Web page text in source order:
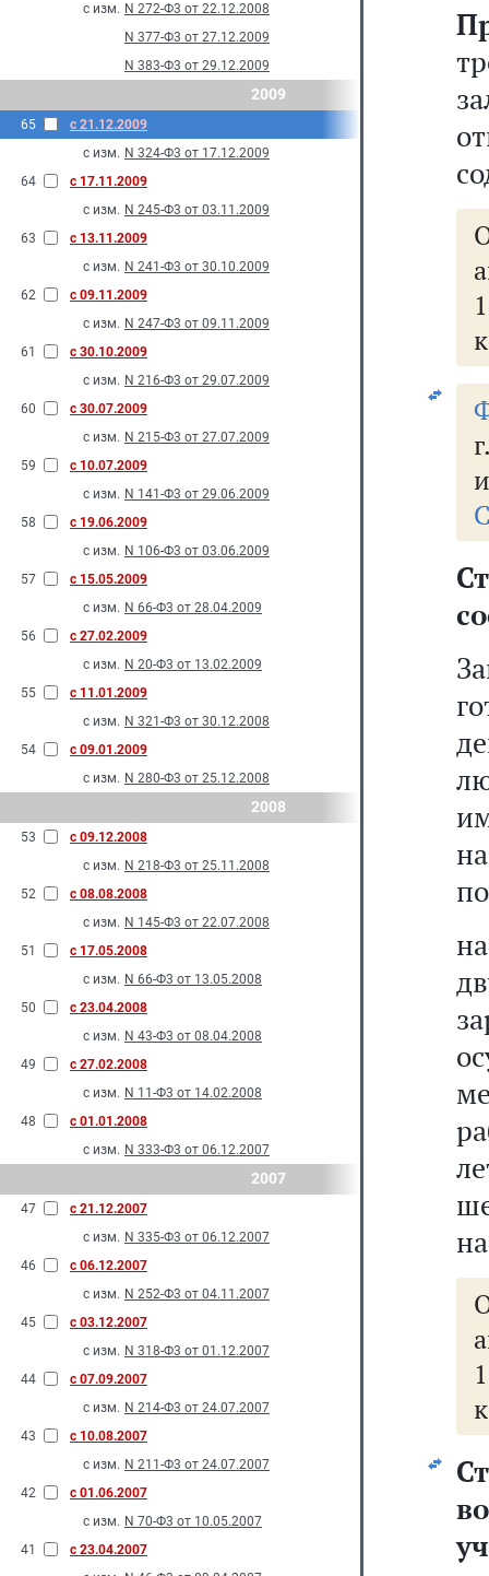
с изм. N 272-Ф3 от 22.12.2008
N 377-Ф3 от 27.12.2009
N 383-Ф3 от 29.12.2009
2009
65
с 21.12.2009
с изм. N 324-Ф3 от 17.12.2009
64
с 17.11.2009
с изм. N 245-Ф3 от 03.11.2009
63
с 13.11.2009
с изм. N 241-Ф3 от 30.10.2009
62
с 09.11.2009
с изм. N 247-Ф3 от 09.11.2009
61
с 30.10.2009
с изм. N 216-Ф3 от 29.07.2009
60
с 30.07.2009
с изм. N 215-Ф3 от 27.07.2009
59
с 10.07.2009
с изм. N 141-Ф3 от 29.06.2009
58
с 19.06.2009
с изм. N 106-Ф3 от 03.06.2009
57
с 15.05.2009
с изм. N 66-Ф3 от 28.04.2009
56
с 27.02.2009
с изм. N 20-Ф3 от 13.02.2009
55
с 11.01.2009
с изм. N 321-Ф3 от 30.12.2008
54
с 09.01.2009
с изм. N 280-Ф3 от 25.12.2008
2008
53
с 09.12.2008
с изм. N 218-Ф3 от 25.11.2008
52
с 08.08.2008
с изм. N 145-Ф3 от 22.07.2008
51
с 17.05.2008
с изм. N 66-Ф3 от 13.05.2008
50
с 23.04.2008
с изм. N 43-Ф3 от 08.04.2008
49
с 27.02.2008
с изм. N 11-Ф3 от 14.02.2008
48
с 01.01.2008
с изм. N 333-Ф3 от 06.12.2007
2007
47
с 21.12.2007
с изм. N 335-Ф3 от 06.12.2007
46
с 06.12.2007
с изм. N 252-Ф3 от 04.11.2007
45
с 03.12.2007
с изм. N 318-Ф3 от 01.12.2007
44
с 07.09.2007
с изм. N 214-Ф3 от 24.07.2007
43
с 10.08.2007
с изм. N 211-Ф3 от 24.07.2007
42
с 01.06.2007
с изм. N 70-Ф3 от 10.05.2007
41
с 23.04.2007